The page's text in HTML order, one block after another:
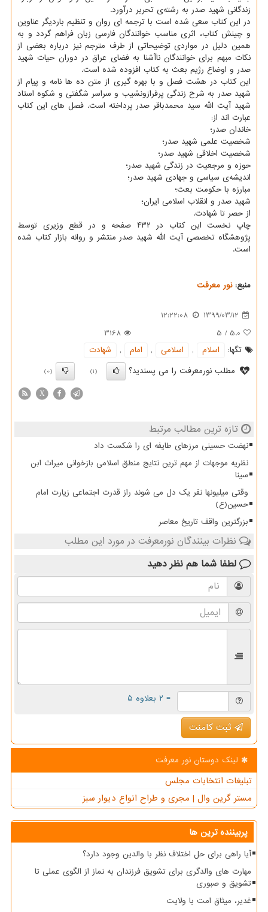
زندگانی شهید صدر به رشته‌ی تحریر درآورد.
در این کتاب سعی شده است با ترجمه ای روان و تنظیم باردیگر عناوین
و چینش کتاب، اثری مناسب خوانندگان فارسی زبان فراهم گردد و به
همین دلیل در مواردی توضیحاتی از طرف مترجم نیز درباره بعضی از
نکات مبهم برای خوانندگان ناآشنا به فضای عراق در دوران حیات شهید
صدر و اوضاع رژیم بعث به کتاب افزوده شده است.
این کتاب در هشت فصل و با بهره گیری از متن ده ها نامه و پیام از
شهید صدر به شرح زندگی پرفرازونشیب و سراسر شگفتی و شکوه استاد
شهید آیت الله سید محمدباقر صدر پرداخته است. فصل های این کتاب
عبارت اند از:
خاندان صدر؛
شخصیت علمی شهید صدر؛
شخصیت اخلاقی شهید صدر؛
حوزه و مرجعیت در زندگی شهید صدر؛
اندیشه‌ی سیاسی و جهادی شهید صدر؛
مبارزه با حکومت بعث؛
شهید صدر و انقلاب اسلامی ایران؛
از حصر تا شهادت.
چاپ نخست این کتاب در ۴۳۲ صفحه و در قطع وزیری توسط
پژوهشگاه تخصصی آیت الله شهید صدر منتشر و روانه بازار کتاب شده
است.
منبع:نور معرفت
1399/03/12
12:22:08
5.0
/
5
3168
تگها:
اسلام , اسلامی , امام ,
شهادت
مطلب نورمعرفت را می پسندید؟
(1)
(0)
X
تازه ترین مطالب مرتبط
نهضت حسینی مرزهای طایفه ای را شکست داد
نظریه موجهات از مهم ترین نتایج منطق اسلامی بازخوانی میراث ابن
سینا
وقتی میلیونها نفر یک دل می شوند راز قدرت اجتماعی زیارت امام
حسین(ع)
بزرگترین واقف تاریخ معاصر
نظرات بینندگان نورمعرفت در مورد این مطلب
لطفا شما هم نظر دهید
= ۲ بعلاوه ۵
ثبت کامنت
لینک دوستان نور معرفت
تبلیغات انتخابات مجلس
مستر گرین وال | مجری و طراح انواع دیوار سبز
پربیننده ترین ها
آیا راهی برای حل اختلاف نظر با والدین وجود دارد؟
مهارت های والدگری برای تشویق فرزندان به نماز از الگوی عملی تا
تشویق و صبوری
غدیر، میثاق امت با ولایت